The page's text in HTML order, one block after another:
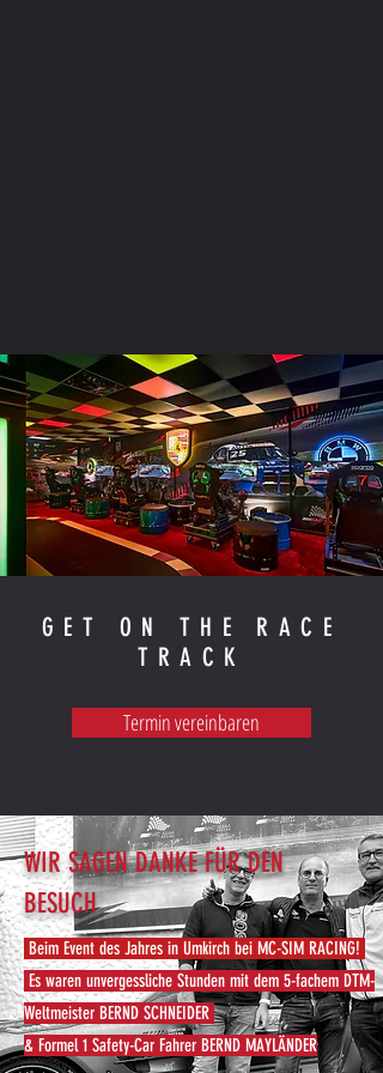
GET ON THE RACE
TRACK
Termin vereinbaren
WIR SAGEN DANKE FÜR DEN
BESUCH
Beim Event des Jahres in Umkirch bei MC-SIM RACING!
Es waren unvergessliche Stunden mit dem 5-fachem DTM-
Weltmeister BERND SCHNEIDER
& Formel 1 Safety-Car Fahrer BERND MAYLÄNDER